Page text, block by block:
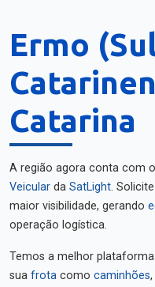
Ermo
Catarina
A região agora conta com
Veicular da SatLight.
maior visibilidade, gerando
operação logística.
Temos a melhor
sua frota como caminhões,